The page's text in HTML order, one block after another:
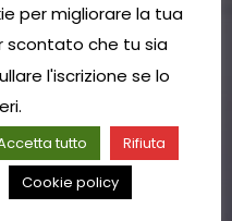
per migliorare la tua
scontato che tu sia
l'iscrizione se lo
tutto
Rifiuta
Cookie policy